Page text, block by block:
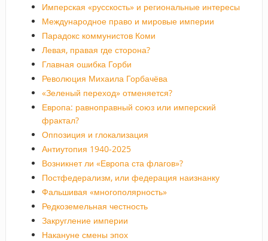
Имперская «русскость» и региональные интересы
Международное право и мировые империи
Парадокс коммунистов Коми
Левая, правая где сторона?
Главная ошибка Горби
Революция Михаила Горбачёва
«Зеленый переход» отменяется?
Европа: равноправный союз или имперский
фрактал?
Оппозиция и глокализация
Антиутопия 1940-2025
Возникнет ли «Европа ста флагов»?
Постфедерализм, или федерация наизнанку
Фальшивая «многополярность»
Редкоземельная честность
Закругление империи
Накануне смены эпох